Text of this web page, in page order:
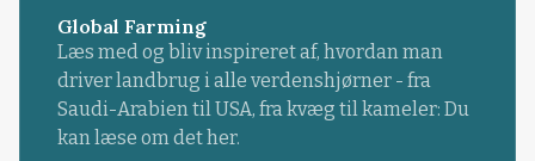
Global Farming
Læs med og bliv inspireret af, hvordan man
driver landbrug i alle verdenshjørner - fra
Saudi-Arabien til USA, fra kvæg til kameler: Du
kan læse om det her.